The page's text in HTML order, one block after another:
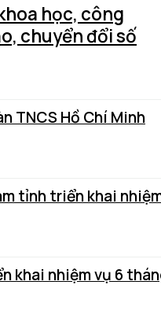
học, công
chuyển đổi số
TNCS Hồ Chí Minh
tỉnh triển khai
khai nhiệm vụ 6